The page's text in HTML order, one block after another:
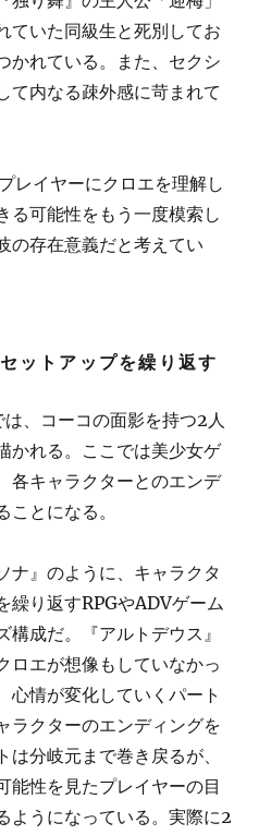
ていた同級生と死別してお
かれている。また、セクシ
て内なる疎外感に苛まれて
レイヤーにクロエを理解し
る可能性をもう一度模索し
の存在意義だと考えてい
ットアップを繰り返す
は、コーコの面影を持つ2人
かれる。ここでは美少女ゲ
各キャラクターとのエンデ
ことになる。
ナ』のように、キャラクタ
繰り返すRPGやADVゲーム
成だ。『アルトデウス』
ロエが想像もしていなかっ
心情が変化していくパート
ラクターのエンディングを
は分岐元まで巻き戻るが、
能性を見たプレイヤーの目
ようになっている。実際に2